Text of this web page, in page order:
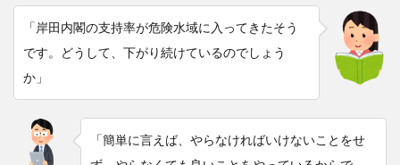
「岸田内閣の支持率が危険水域に入ってきたそう
です。どうして、下がり続けているのでしょう
か」
「簡単に言えば、やらなければいけないことをせ